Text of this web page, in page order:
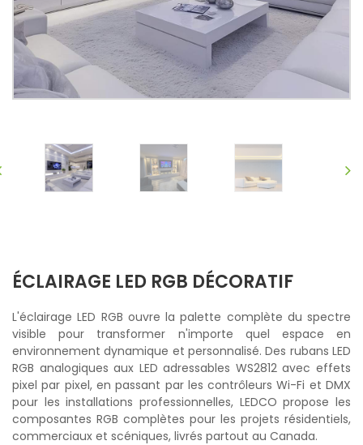
ÉCLAIRAGE LED RGB DÉCORATIF
L'éclairage LED RGB ouvre la palette complète du spectre
visible pour transformer n'importe quel espace en
environnement dynamique et personnalisé. Des rubans LED
RGB analogiques aux LED adressables WS2812 avec effets
pixel par pixel, en passant par les contrôleurs Wi-Fi et DMX
pour les installations professionnelles, LEDCO propose les
composantes RGB complètes pour les projets résidentiels,
commerciaux et scéniques, livrés partout au Canada.